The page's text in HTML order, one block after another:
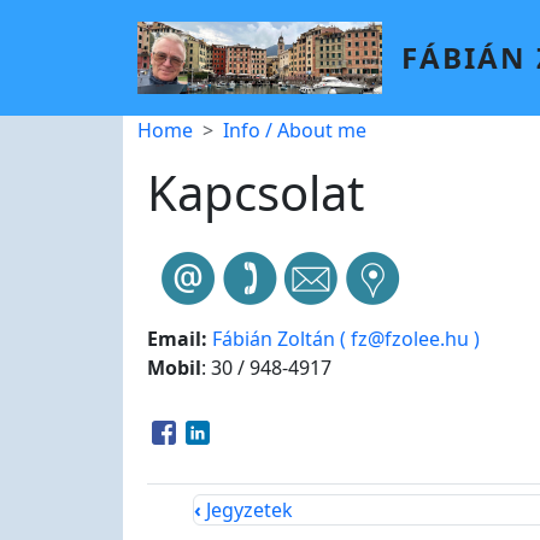
FÁBIÁN
Breadcrumb
Home Info / About me
Kapcsolat
Email: Fábián Zoltán ( fz@fzolee.hu )
Mobil: 30 / 948-4917
Opens in a new window
Opens in a new window
‹ Jegyzetek